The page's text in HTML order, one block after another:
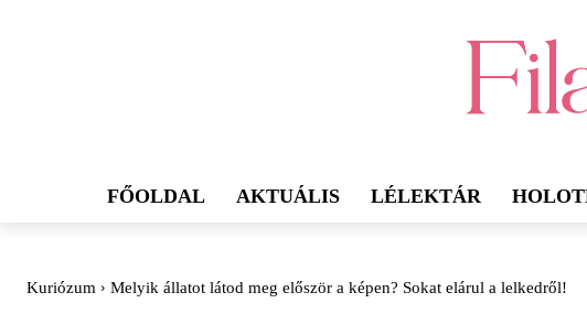
FŐOLDAL AKTUÁLIS LÉLEKTÁR
Kuriózum Melyik állatot látod meg először a képen? Sokat elárul a lelkedről!